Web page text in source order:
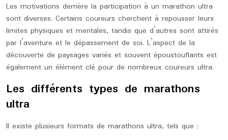
Les motivations derrière la participation à un marathon ultra
sont diverses. Certains coureurs cherchent à repousser leurs
limites physiques et mentales, tandis que d’autres sont attirés
par l’aventure et le dépassement de soi. L’aspect de la
découverte de paysages variés et souvent époustouflants est
également un élément clé pour de nombreux coureurs ultra.
Les différents types de marathons
ultra
Il existe plusieurs formats de marathons ultra, tels que :